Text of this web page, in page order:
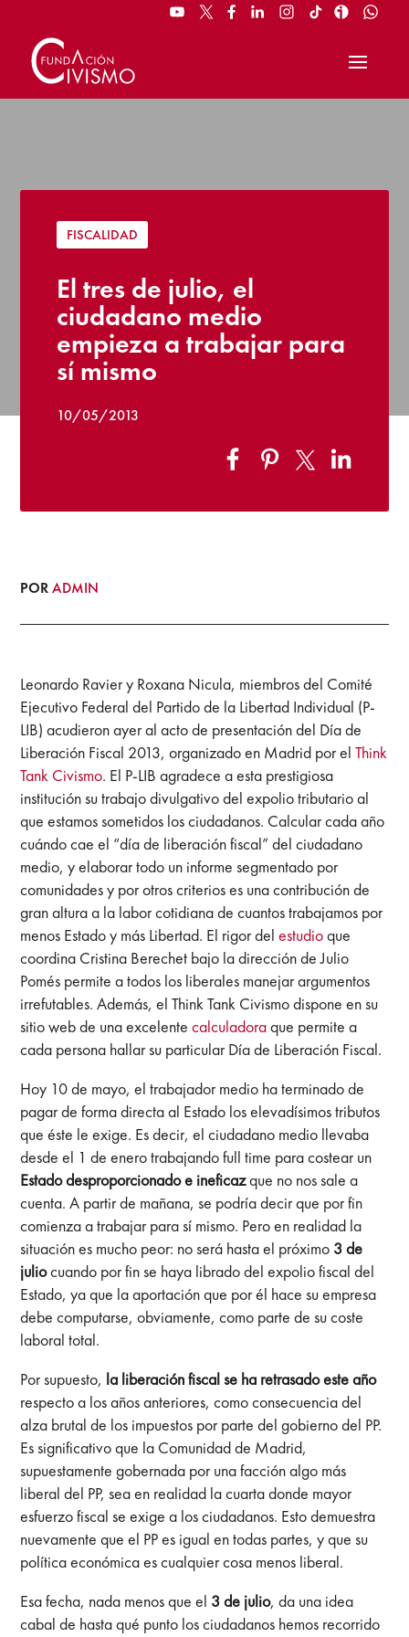
FISCALIDAD
El tres de julio, el
ciudadano medio
empieza a trabajar para
sí mismo
10/05/2013
PORADMIN
Leonardo Ravier y Roxana Nicula, miembros del Comité
Ejecutivo Federal del Partido de la Libertad Individual (P-
LIB) acudieron ayer al acto de presentación del Día de
Liberación Fiscal 2013, organizado en Madrid por elThink
Tank Civismo. El P-LIB agradece a esta prestigiosa
institución su trabajo divulgativo del expolio tributario al
que estamos sometidos los ciudadanos. Calcular cada año
cuándo cae el “día de liberación fiscal” del ciudadano
medio, y elaborar todo un informe segmentado por
comunidades y por otros criterios es una contribución de
gran altura a la labor cotidiana de cuantos trabajamos por
menos Estado y más Libertad. El rigor delestudioque
coordina Cristina Berechet bajo la dirección de Julio
Pomés permite a todos los liberales manejar argumentos
irrefutables. Además, el Think Tank Civismo dispone en su
sitio web de una excelentecalculadoraque permite a
cada persona hallar su particular Día de Liberación Fiscal.
Hoy 10 de mayo, el trabajador medio ha terminado de
pagar de forma directa al Estado los elevadísimos tributos
que éste le exige. Es decir, el ciudadano medio llevaba
desde el 1 de enero trabajando full time para costear un
Estado desproporcionado e ineficazque no nos sale a
cuenta. A partir de mañana, se podría decir que por fin
comienza a trabajar para sí mismo. Pero en realidad la
situación es mucho peor: no será hasta el próximo 3 de
juliocuando por fin se haya librado del expolio fiscal del
Estado, ya que la aportación que por él hace su empresa
debe computarse, obviamente, como parte de su coste
laboral total.
Por supuesto, la liberación fiscal se ha retrasado este año
respecto a los años anteriores, como consecuencia del
alza brutal de los impuestos por parte del gobierno del PP.
Es significativo que la Comunidad de Madrid,
supuestamente gobernada por una facción algo más
liberal del PP, sea en realidad la cuarta donde mayor
esfuerzo fiscal se exige a los ciudadanos. Esto demuestra
nuevamente que el PP es igual en todas partes, y que su
política económica es cualquier cosa menos liberal.
Esa fecha, nada menos que el 3 de julio, da una idea
cabal de hasta qué punto los ciudadanos hemos recorrido